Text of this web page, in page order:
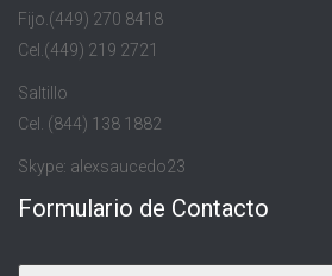
Fijo.(449) 270 8418
Cel.(449) 219 2721
Saltillo
Cel. (844) 138 1882
Skype: alexsaucedo23
Formulario de Contacto